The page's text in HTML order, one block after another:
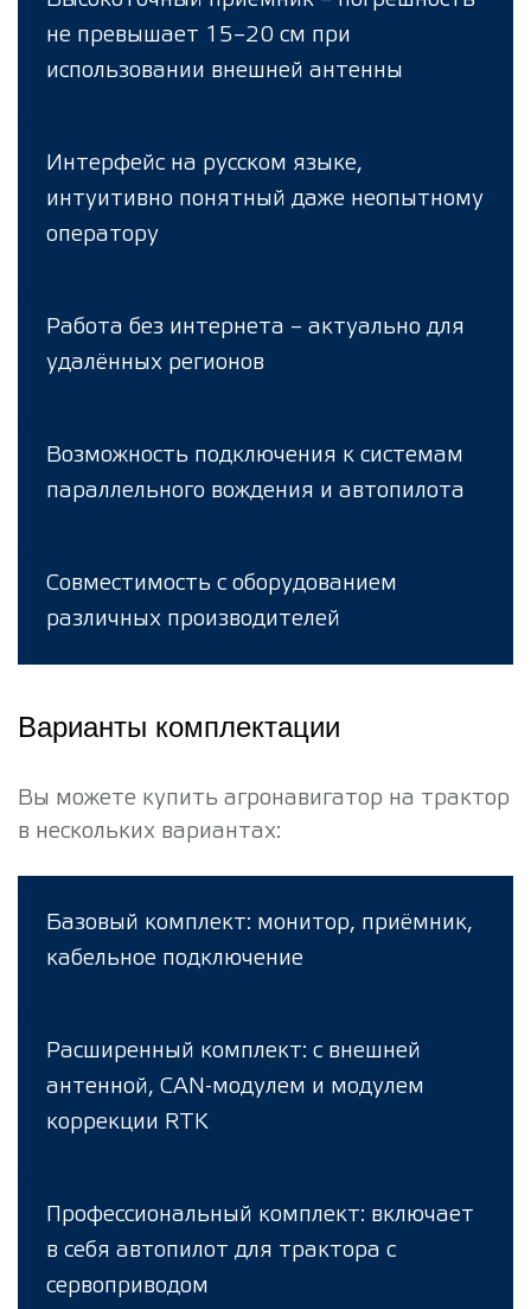
не превышает 15–20 см при
использовании внешней антенны
Интерфейс на русском языке,
интуитивно понятный даже неопытному
оператору
Работа без интернета – актуально для
удалённых регионов
Возможность подключения к системам
параллельного вождения и автопилота
Совместимость с оборудованием
различных производителей
Варианты комплектации
Вы можете купить агронавигатор на трактор
в нескольких вариантах:
Базовый комплект: монитор, приёмник,
кабельное подключение
Расширенный комплект: с внешней
антенной, CAN-модулем и модулем
коррекции RTK
Профессиональный комплект: включает
в себя автопилот для трактора с
сервоприводом